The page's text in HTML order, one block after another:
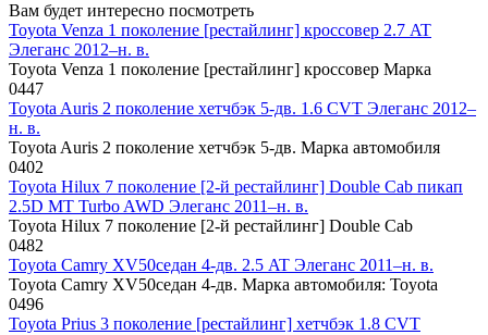
Вам будет интересно посмотреть
Toyota Venza 1 поколение [рестайлинг] кроссовер 2.7 AT
Элеганс 2012–н. в.
Toyota Venza 1 поколение [рестайлинг] кроссовер Марка
0447
Toyota Auris 2 поколение хетчбэк 5-дв. 1.6 CVT Элеганс 2012–
н. в.
Toyota Auris 2 поколение хетчбэк 5-дв. Марка автомобиля
0402
Toyota Hilux 7 поколение [2-й рестайлинг] Double Cab пикап
2.5D MT Turbo AWD Элеганс 2011–н. в.
Toyota Hilux 7 поколение [2-й рестайлинг] Double Cab
0482
Toyota Camry XV50седан 4-дв. 2.5 AT Элеганс 2011–н. в.
Toyota Camry XV50седан 4-дв. Марка автомобиля: Toyota
0496
Toyota Prius 3 поколение [рестайлинг] хетчбэк 1.8 CVT